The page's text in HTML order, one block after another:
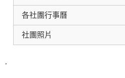
各社團行事曆
社團照片
.